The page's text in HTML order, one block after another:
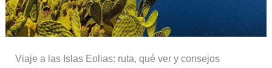
Viaje a las Islas Eolias: ruta, qué ver y consejos